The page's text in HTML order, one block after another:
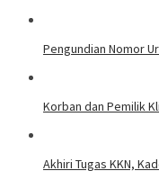
Pengundian Nomor
Korban dan Pemilik
Akhiri Tugas KKN,